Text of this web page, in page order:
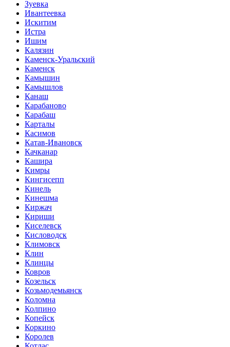
Зуевка
Ивантеевка
Искитим
Истра
Ишим
Калязин
Каменск-Уральский
Каменск
Камышин
Камышлов
Канаш
Карабаново
Карабаш
Карталы
Касимов
Катав-Ивановск
Качканар
Кашира
Кимры
Кингисепп
Кинель
Кинешма
Киржач
Кириши
Киселевск
Кисловодск
Климовск
Клин
Клинцы
Ковров
Козельск
Козьмодемьянск
Коломна
Колпино
Копейск
Коркино
Королев